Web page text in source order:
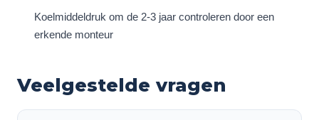
Koelmiddeldruk om de 2-3 jaar controleren door een
erkende monteur
Veelgestelde vragen